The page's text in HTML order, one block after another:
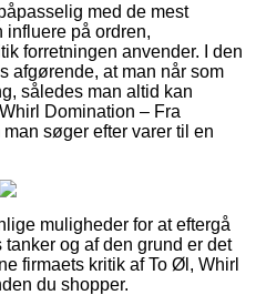
med de mest
influere på ordren,
forretningen anvender. I den
afgørende, at man når som
således man altid kan
Domination – Fra
søger efter varer til en
muligheder for at eftergå
og af den grund er det
firmaets kritik af To Øl, Whirl
du shopper.